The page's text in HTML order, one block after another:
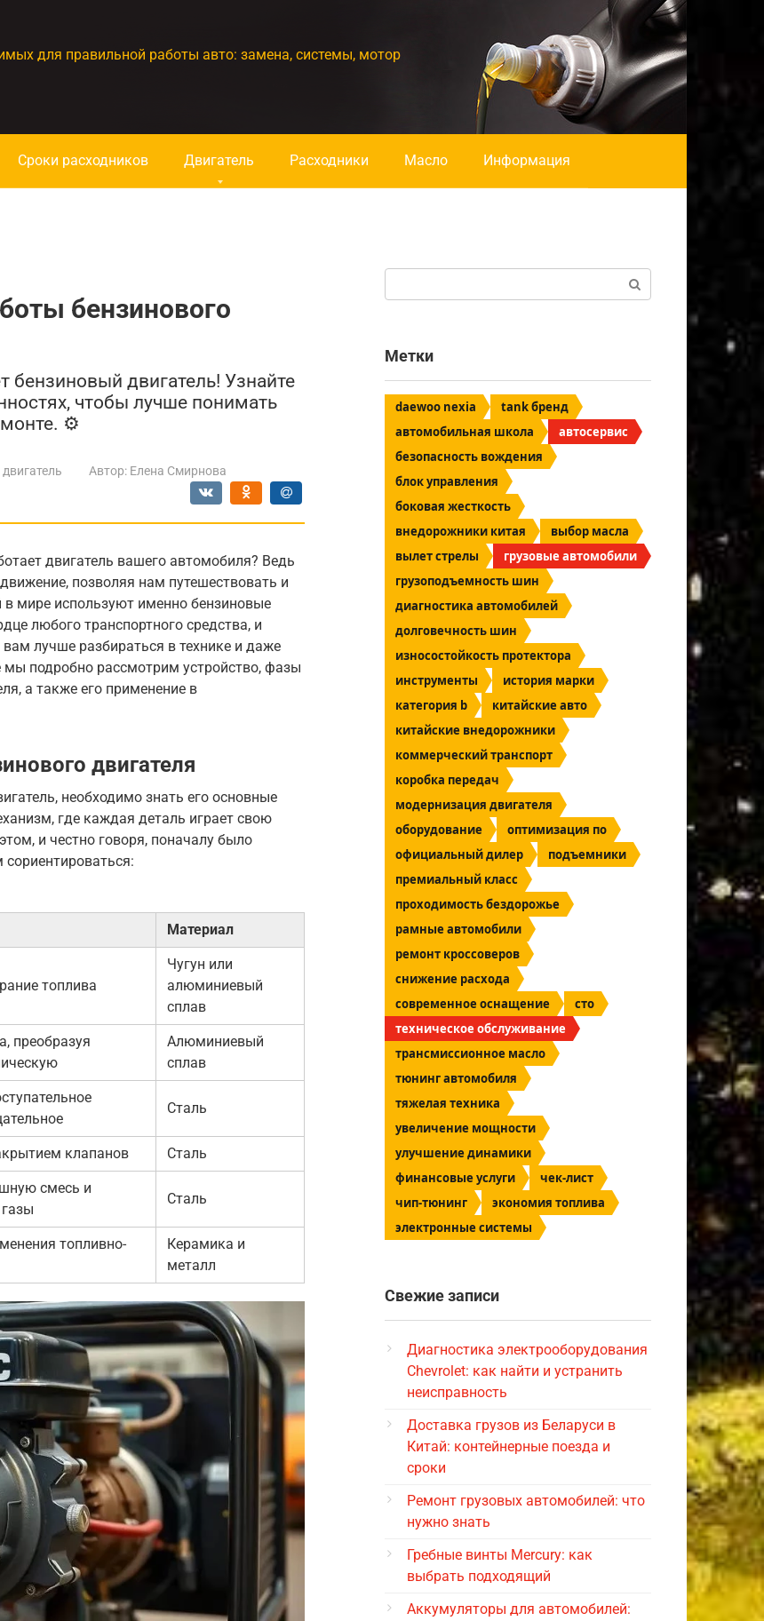
для правильной работы авто: замена, системы, мотор
Сроки расходников Двигатель Расходники Масло Информация
бензинового
бензиновый двигатель! Узнайте
чтобы лучше понимать
⚙
Автор: Елена Смирнова
двигатель вашего автомобиля? Ведь
позволяя нам путешествовать и
мире используют именно бензиновые
любого транспортного средства, и
лучше разбираться в технике и даже
подробно рассмотрим устройство, фазы
а также его применение в
двигателя
необходимо знать его основные
где каждая деталь играет свою
и честно говоря, поначалу было
Материал
топлива
Чугун или
алюминиевый
сплав
преобразуя
Алюминиевый
сплав
Сталь
клапанов Сталь
смесь и
Сталь
топливно-
Керамика и
металл
Метки
daewoo nexia
tank бренд
автомобильная школа
автосервис
безопасность вождения
блок управления
боковая жесткость
внедорожники китая
выбор масла
вылет стрелы
грузовые автомобили
грузоподъемность шин
диагностика автомобилей
долговечность шин
износостойкость протектора
инструменты
история марки
категория b
китайские авто
китайские внедорожники
коммерческий транспорт
коробка передач
модернизация двигателя
оборудование
оптимизация по
официальный дилер
подъемники
премиальный класс
проходимость бездорожье
рамные автомобили
ремонт кроссоверов
снижение расхода
современное оснащение
сто
техническое обслуживание
трансмиссионное масло
тюнинг автомобиля
тяжелая техника
увеличение мощности
улучшение динамики
финансовые услуги
чек-лист
чип-тюнинг
экономия топлива
электронные системы
Свежие записи
Диагностика электрооборудования
Chevrolet: как найти и устранить
неисправность
Доставка грузов из Беларуси в
Китай: контейнерные поезда и
сроки
Ремонт грузовых автомобилей: что
нужно знать
Гребные винты Mercury: как
выбрать подходящий
Аккумуляторы для автомобилей: